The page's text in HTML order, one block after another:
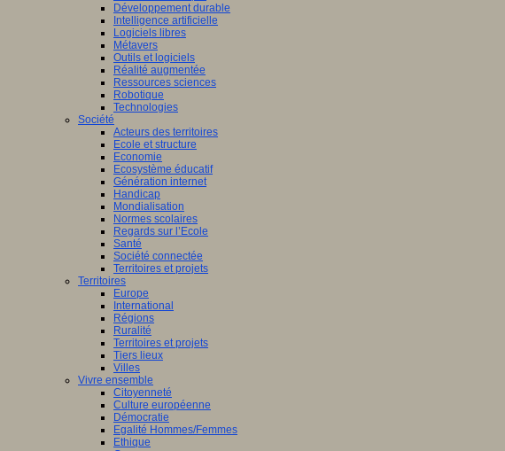
Développement durable
Intelligence artificielle
Logiciels libres
Métavers
Outils et logiciels
Réalité augmentée
Ressources sciences
Robotique
Technologies
Société
Acteurs des territoires
Ecole et structure
Economie
Ecosystème éducatif
Génération internet
Handicap
Mondialisation
Normes scolaires
Regards sur l’Ecole
Santé
Société connectée
Territoires et projets
Territoires
Europe
International
Régions
Ruralité
Territoires et projets
Tiers lieux
Villes
Vivre ensemble
Citoyenneté
Culture européenne
Démocratie
Egalité Hommes/Femmes
Ethique